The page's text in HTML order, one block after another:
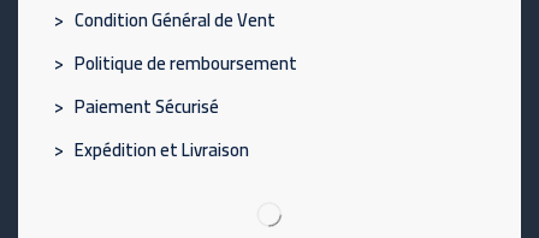
> Condition Général de Vent
> Politique de remboursement
> Paiement Sécurisé
> Expédition et Livraison